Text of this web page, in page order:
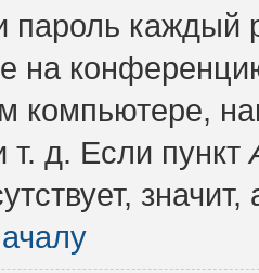
пароль
на
компьютере,
т. д. Если пункт